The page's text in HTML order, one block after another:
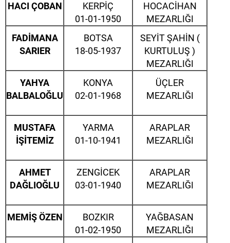
HACI ÇOBAN
KERPİÇ
01-01-1950
HOCACİHAN
MEZARLIĞI
FADİMANA
SARIER
BOTSA
18-05-1937
SEYİT ŞAHİN (
KURTULUŞ )
MEZARLIĞI
YAHYA
BALBALOĞLU
KONYA
02-01-1968
ÜÇLER
MEZARLIĞI
MUSTAFA
İŞİTEMİZ
YARMA
01-10-1941
ARAPLAR
MEZARLIĞI
AHMET
DAĞLIOĞLU
ZENGİCEK
03-01-1940
ARAPLAR
MEZARLIĞI
MEMİŞ ÖZEN
BOZKIR
01-02-1950
YAĞBASAN
MEZARLIĞI